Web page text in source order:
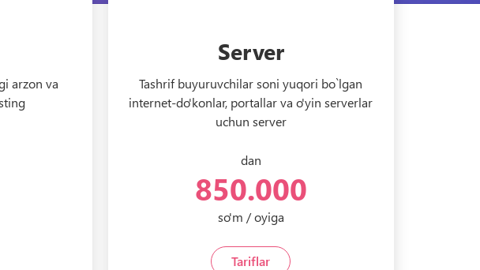
arzon va
Server
Tashrif buyuruvchilar soni yuqori bo`lgan
internet-do'konlar, portallar va o'yin serverlar
uchun server
dan
850.000
so'm / oyiga
Tariflar